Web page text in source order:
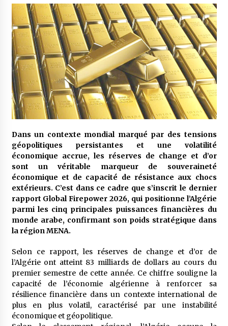
ayants droit
4 jours ago
La Gendarmerie nationale lance ses comptes
officiels sur les réseaux sociaux
1 semaine ago
Droit de change : Le CPA lance une carte VISA
dédiée aux voyages à l’étranger
1 semaine ago
En service à partir du 1er août prochain :
Lancement de la plateforme numérique dédiée
à l’importation
1 semaine ago
Affaires religieuses : Ouverture des
candidatures au concours du Prix national du
meilleur prêche du vendredi
2 semaines ago
nationale à l’étranger
2 semaines ago
Lancement d’une campagne nationale de
sensibilisation sur la lutte contre le travail
informel
2 semaines ago
Dans un contexte mondial marqué par des tensions
géopolitiques persistantes et une volatilité
économique accrue, les réserves de change et d’or
sont un véritable marqueur de souveraineté
économique et de capacité de résistance aux chocs
extérieurs. C’est dans ce cadre que s’inscrit le dernier
rapport Global Firepower 2026, qui positionne l’Algérie
parmi les cinq principales puissances financières du
monde arabe, confirmant son poids stratégique dans
la région MENA.
Selon ce rapport, les réserves de change et d’or de
l’Algérie ont atteint 83 milliards de dollars au cours du
premier semestre de cette année. Ce chiffre souligne la
capacité de l’économie algérienne à renforcer sa
résilience financière dans un contexte international de
plus en plus volatil, caractérisé par une instabilité
économique et géopolitique.